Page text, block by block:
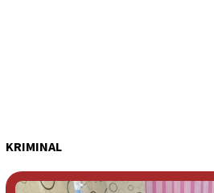
KRIMINAL